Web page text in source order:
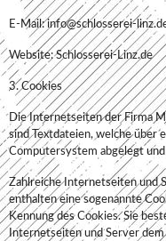
E-Mail: info@schlosserei-
Website: Schlosserei-Linz.de
3. Cookies
Die Internetseiten der Firma
sind Textdateien, welche über
Computersystem abgelegt
Zahlreiche Internetseiten und
enthalten eine sogenannte
Kennung des Cookies. Sie
Internetseiten und Server